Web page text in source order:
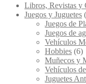
Libros, Revistas y
Juegos y Juguetes
Juegos de
Juegos de
Vehículos
Hobbies (6)
Muñecos y
Vehículos
Juguetes